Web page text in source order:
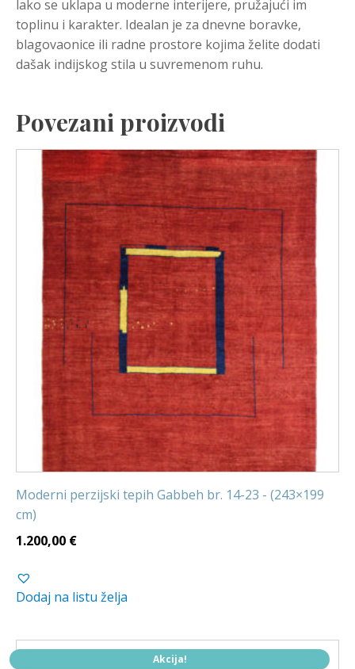
lako se uklapa u moderne interijere, pružajući im
toplinu i karakter. Idealan je za dnevne boravke,
blagovaonice ili radne prostore kojima želite dodati
dašak indijskog stila u suvremenom ruhu.
Povezani proizvodi
Moderni perzijski tepih Gabbeh br. 14-23 - (243×199
cm)
1.200,00 €
Dodaj na listu želja
Akcija!